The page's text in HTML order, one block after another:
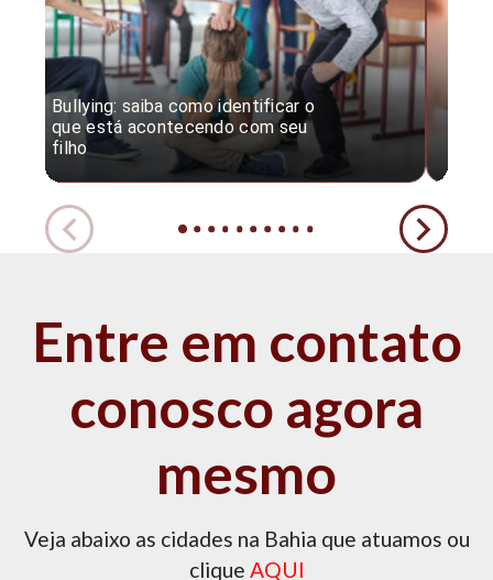
Bullying: saiba como identificar o
que está acontecendo com seu
filho
Entre em contato
conosco agora
mesmo
Veja abaixo as cidades na Bahia que atuamos ou
clique AQUI